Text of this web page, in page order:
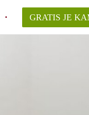
GRATIS JE